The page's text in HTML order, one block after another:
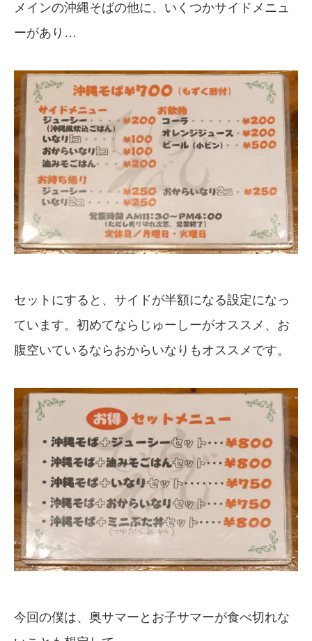
メインの沖縄そばの他に、いくつかサイドメニュ
ーがあり…
セットにすると、サイドが半額になる設定になっ
ています。初めてならじゅーしーがオススメ、お
腹空いているならおからいなりもオススメです。
今回の僕は、奥サマーとお子サマーが食べ切れな